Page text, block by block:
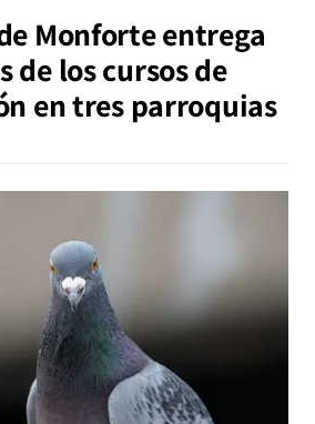
Monforte entrega
de los cursos de
en tres parroquias